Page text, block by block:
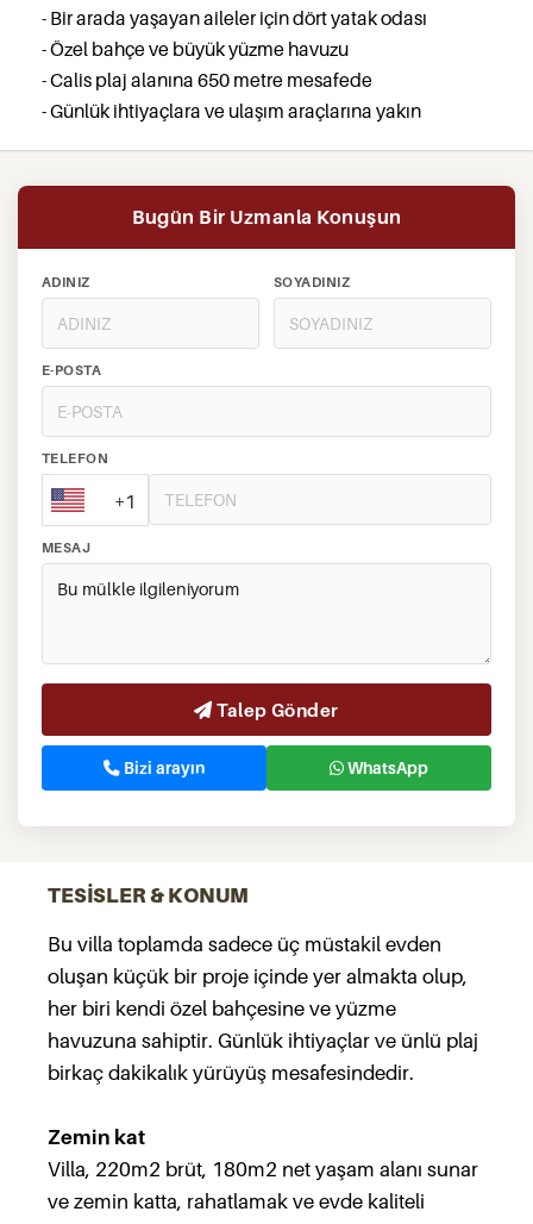
- Bir arada yaşayan aileler için dört yatak odası
- Özel bahçe ve büyük yüzme havuzu
- Calis plaj alanına 650 metre mesafede
- Günlük ihtiyaçlara ve ulaşım araçlarına yakın
Bugün Bir Uzmanla Konuşun
ADINIZ SOYADINIZ
E-POSTA
TELEFON
+1
MESAJ
Talep Gönder
Bizi arayın WhatsApp
TESİSLER & KONUM
Bu villa toplamda sadece üç müstakil evden
oluşan küçük bir proje içinde yer almakta olup,
her biri kendi özel bahçesine ve yüzme
havuzuna sahiptir. Günlük ihtiyaçlar ve ünlü plaj
birkaç dakikalık yürüyüş mesafesindedir.
Zemin kat
Villa, 220m2 brüt, 180m2 net yaşam alanı sunar
ve zemin katta, rahatlamak ve evde kaliteli